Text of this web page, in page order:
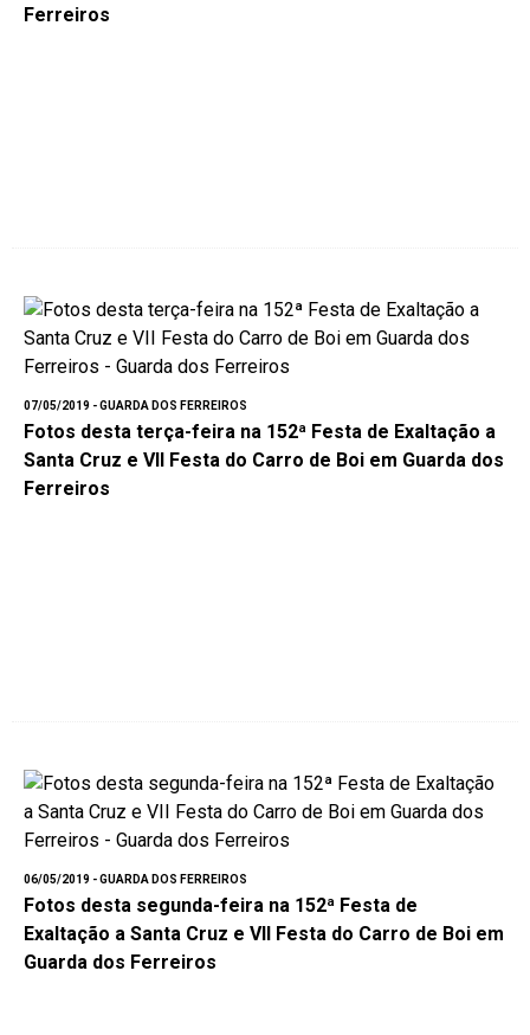
Ferreiros
07/05/2019 - GUARDA DOS FERREIROS
Fotos desta terça-feira na 152ª Festa de Exaltação a
Santa Cruz e VII Festa do Carro de Boi em Guarda dos
Ferreiros
06/05/2019 - GUARDA DOS FERREIROS
Fotos desta segunda-feira na 152ª Festa de
Exaltação a Santa Cruz e VII Festa do Carro de Boi em
Guarda dos Ferreiros